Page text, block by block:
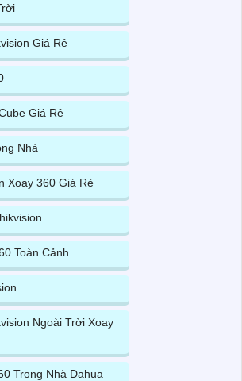
Giá Rẻ
Giá Rẻ
Nhà
Xoay 360 Giá Rẻ
Toàn Cảnh
Ngoài Trời Xoay
Trong Nhà Dahua